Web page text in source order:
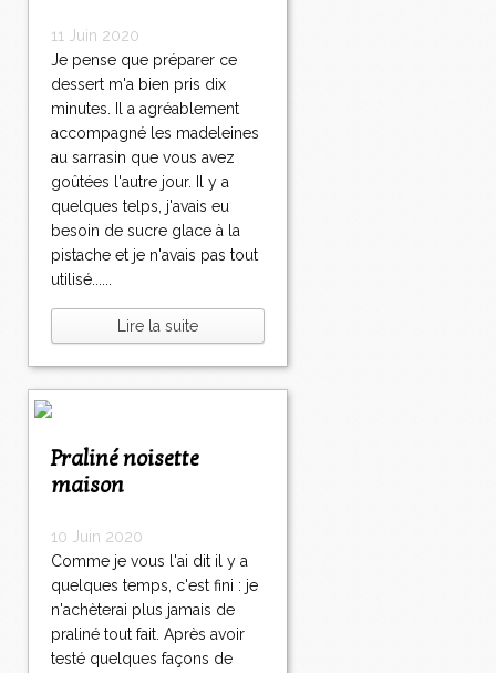
11 Juin 2020
Je pense que préparer ce
dessert m'a bien pris dix
minutes. Il a agréablement
accompagné les madeleines
au sarrasin que vous avez
goûtées l'autre jour. Il y a
quelques telps, j'avais eu
besoin de sucre glace à la
pistache et je n'avais pas tout
utilisé......
Lire la suite
Praliné noisette
maison
10 Juin 2020
Comme je vous l'ai dit il y a
quelques temps, c'est fini : je
n'achèterai plus jamais de
praliné tout fait. Après avoir
testé quelques façons de